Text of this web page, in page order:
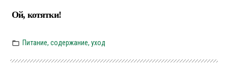
Ой, котятки!
Питание, содержание, уход